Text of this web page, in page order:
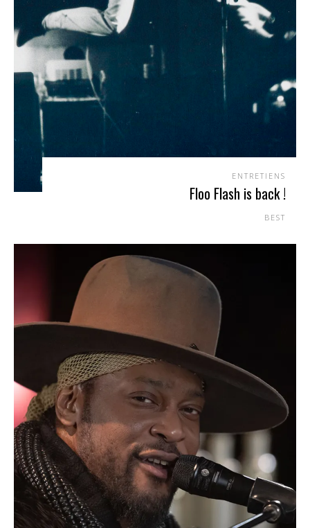
ENTRETIENS
Floo Flash is back !
BEST